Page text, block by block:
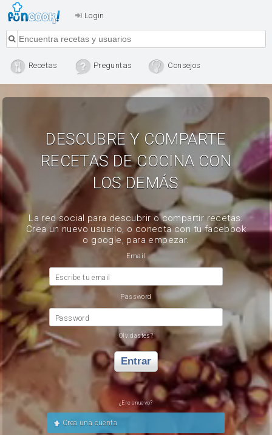
Login
Recetas Preguntas Consejos
DESCUBRE Y COMPARTE
RECETAS DE COCINA CON
LOS DEMÁS
La red social para descubrir o compartir recetas.
Crea un nuevo usuario, o conecta con tu facebook
o google, para empezar.
Email
Escribe tu email
Password
Password
Olvidastes?
Entrar
¿Eres nuevo?
Crea una cuenta